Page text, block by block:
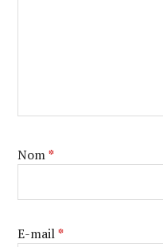
Nom*
E-mail*